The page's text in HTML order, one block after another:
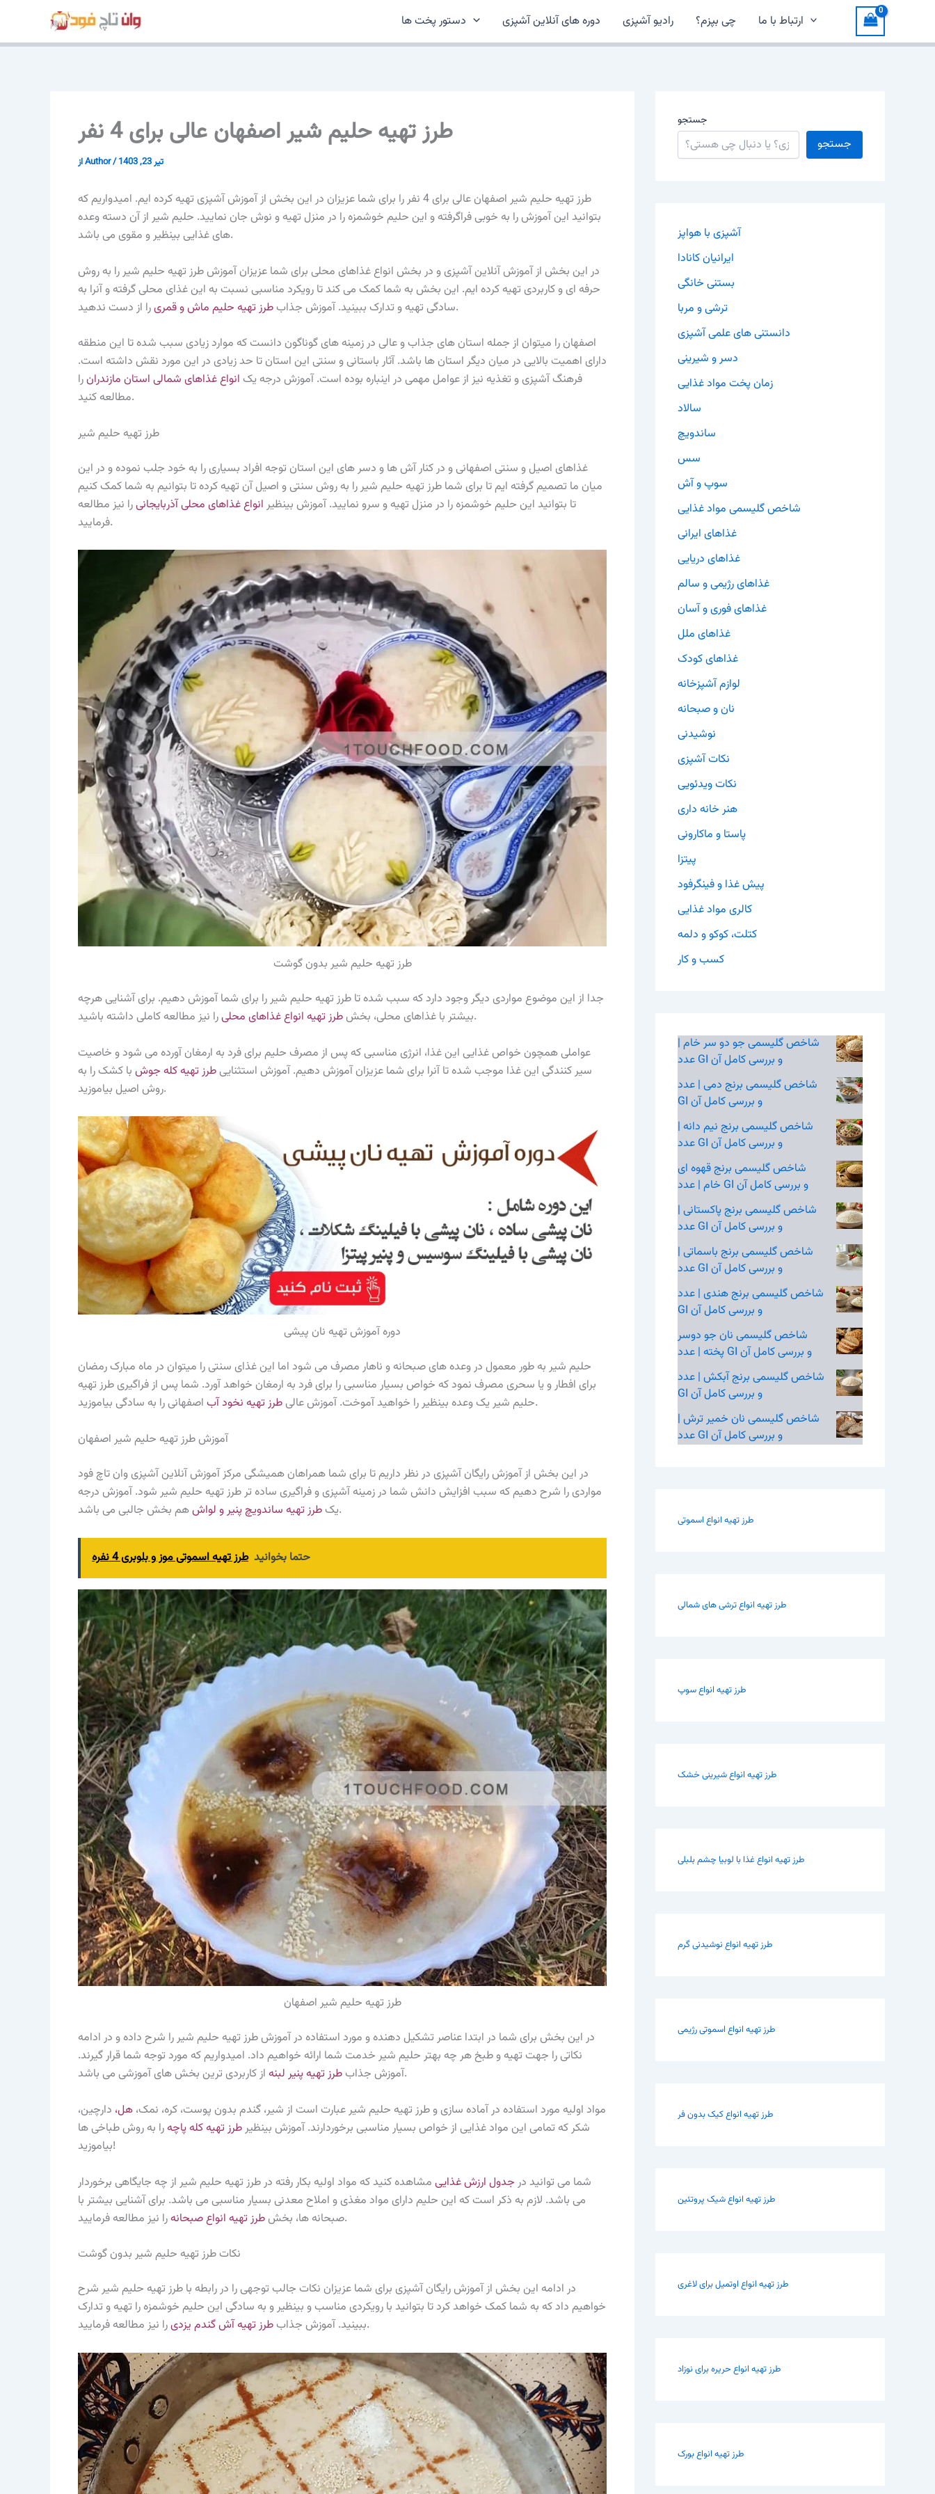
محتوا
دستور پخت ها دوره های آنلاین آشپزی رادیو آشپزی چی بپزم؟ ارتباط با ما
طرز تهیه حلیم شیر اصفهان عالی برای 4 نفر
ازAuthor/ تیر 23, 1403
طرز تهیه حلیم شیر اصفهان عالی برای 4 نفر را برای شما عزیزان در این بخش از آموزش آشپزی تهیه کرده ایم. امیدواریم که
بتوانید این آموزش را به خوبی فراگرفته و این حلیم خوشمزه را در منزل تهیه و نوش جان نمایید. حلیم شیر از آن دسته وعده
های غذایی بینظیر و مقوی می باشد.
در این بخش از آموزش آنلاین آشپزی و در بخش انواع غذاهای محلی برای شما عزیزان آموزش طرز تهیه حلیم شیر را به روش
حرفه ای و کاربردی تهیه کرده ایم. این بخش به شما کمک می کند تا رویکرد مناسبی نسبت به این غذای محلی گرفته و آنرا به
سادگی تهیه و تدارک ببینید. آموزش جذابطرز تهیه حلیم ماش و قمری را از دست ندهید.
اصفهان را میتوان از جمله استان های جذاب و عالی در زمینه های گوناگون دانست که موارد زیادی سبب شده تا این منطقه
دارای اهمیت بالایی در میان دیگر استان ها باشد. آثار باستانی و سنتی این استان تا حد زیادی در این مورد نقش داشته است.
فرهنگ آشپزی و تغذیه نیز از عوامل مهمی در اینباره بوده است. آموزش درجه یک انواع غذاهای شمالی استان مازندرانرا
مطالعه کنید.
طرز تهیه حلیم شیر
غذاهای اصیل و سنتی اصفهانی و در کنار آش ها و دسر های این استان توجه افراد بسیاری را به خود جلب نموده و در این
میان ما تصمیم گرفته ایم تا برای شما طرز تهیه حلیم شیر را به روش سنتی و اصیل آن تهیه کرده تا بتوانیم به شما کمک کنیم
تا بتوانید این حلیم خوشمزه را در منزل تهیه و سرو نمایید. آموزش بینظیر انواع غذاهای محلی آذربایجانیرا نیز مطالعه
فرمایید.
طرز تهیه حلیم شیر بدون گوشت
جدا از این موضوع مواردی دیگر وجود دارد که سبب شده تا طرز تهیه حلیم شیر را برای شما آموزش دهیم. برای آشنایی هرچه
بیشتر با غذاهای محلی، بخشطرز تهیه انواع غذاهای محلی را نیز مطالعه کاملی داشته باشید.
عواملی همچون خواص غذایی این غذا، انرژی مناسبی که پس از مصرف حلیم برای فرد به ارمغان آورده می شود و خاصیت
سیر کنندگی این غذا موجب شده تا آنرا برای شما عزیزان آموزش دهیم. آموزش استثناییطرز تهیه کله جوش با کشک را به
روش اصیل بیاموزید.
دوره آموزش تهیه نان پیشی
حلیم شیر به طور معمول در وعده های صبحانه و ناهار مصرف می شود اما این غذای سنتی را میتوان در ماه مبارک رمضان
برای افطار و یا سحری مصرف نمود که خواص بسیار مناسبی را برای فرد به ارمغان خواهد آورد. شما پس از فراگیری طرز تهیه
حلیم شیر یک وعده بینظیر را خواهید آموخت. آموزش عالیطرز تهیه نخود آب اصفهانی را به سادگی بیاموزید.
آموزش طرز تهیه حلیم شیر اصفهان
در این بخش از آموزش رایگان آشپزی در نظر داریم تا برای شما همراهان همیشگی مرکز آموزش آنلاین آشپزی وان تاچ فود
مواردی را شرح دهیم که سبب افزایش دانش شما در زمینه آشپزی و فراگیری ساده تر طرز تهیه حلیم شیر شود. آموزش درجه
یکطرز تهیه ساندویچ پنیر و لواش هم بخش جالبی می باشد.
حتما بخوانید طرز تهیه اسموتی موز و بلوبری 4 نفره
طرز تهیه حلیم شیر اصفهان
در این بخش برای شما در ابتدا عناصر تشکیل دهنده و مورد استفاده در آموزش طرز تهیه حلیم شیر را شرح داده و در ادامه
نکاتی را جهت تهیه و طبخ هر چه بهتر حلیم شیر خدمت شما ارائه خواهیم داد. امیدواریم که مورد توجه شما قرار گیرند.
آموزش جذابطرز تهیه پنیر لبنه از کاربردی ترین بخش های آموزشی می باشد.
مواد اولیه مورد استفاده در آماده سازی و طرز تهیه حلیم شیر عبارت است از شیر، گندم بدون پوست، کره، نمک، هل، دارچین،
شکر که تمامی این مواد غذایی از خواص بسیار مناسبی برخوردارند. آموزش بینظیرطرز تهیه کله پاچهرا به روش طباخی ها
بیاموزید!
شما می توانید در جدول ارزش غذایی مشاهده کنید که مواد اولیه بکار رفته در طرز تهیه حلیم شیر از چه جایگاهی برخوردار
می باشد. لازم به ذکر است که این حلیم دارای مواد مغذی و املاح معدنی بسیار مناسبی می باشد. برای آشنایی بیشتر با
صبحانه ها، بخشطرز تهیه انواع صبحانه را نیز مطالعه فرمایید.
نکات طرز تهیه حلیم شیر بدون گوشت
در ادامه این بخش از آموزش رایگان آشپزی برای شما عزیزان نکات جالب توجهی را در رابطه با طرز تهیه حلیم شیر شرح
خواهیم داد که به شما کمک خواهد کرد تا بتوانید با رویکردی مناسب و بینظیر و به سادگی این حلیم خوشمزه را تهیه و تدارک
ببینید. آموزش جذابطرز تهیه آش گندم یزدی را نیز مطالعه فرمایید.
جستجو
جستجو
آشپزی با هواپز
ایرانیان کانادا
بستنی خانگی
ترشی و مربا
دانستنی های علمی آشپزی
دسر و شیرینی
زمان پخت مواد غذایی
سالاد
ساندویچ
سس
سوپ و آش
شاخص گلیسمی مواد غذایی
غذاهای ایرانی
غذاهای دریایی
غذاهای رژیمی و سالم
غذاهای فوری و آسان
غذاهای ملل
غذاهای کودک
لوازم آشپزخانه
نان و صبحانه
نوشیدنی
نکات آشپزی
نکات ویدئویی
هنر خانه داری
پاستا و ماکارونی
پیتزا
پیش غذا و فینگرفود
کالری مواد غذایی
کتلت، کوکو و دلمه
کسب و کار
شاخص گلیسمی جو دو سر خام |
عدد GI و بررسی کامل آن
شاخص گلیسمی برنج دمی | عدد
GI و بررسی کامل آن
شاخص گلیسمی برنج نیم‌ دانه |
عدد GI و بررسی کامل آن
شاخص گلیسمی برنج قهوه‌ ای
خام | عدد GI و بررسی کامل آن
شاخص گلیسمی برنج پاکستانی |
عدد GI و بررسی کامل آن
شاخص گلیسمی برنج باسماتی |
عدد GI و بررسی کامل آن
شاخص گلیسمی برنج هندی | عدد
GI و بررسی کامل آن
شاخص گلیسمی نان جو دوسر
پخته | عدد GI و بررسی کامل آن
شاخص گلیسمی برنج آبکش | عدد
GI و بررسی کامل آن
شاخص گلیسمی نان خمیر ترش |
عدد GI و بررسی کامل آن
طرز تهیه انواع اسموتی
طرز تهیه انواع ترشی های شمالی
طرز تهیه انواع سوپ
طرز تهیه انواع شیرینی خشک
طرز تهیه انواع غذا با لوبیا چشم بلبلی
طرز تهیه انواع نوشیدنی گرم
طرز تهیه انواع اسموتی رژیمی
طرز تهیه انواع کیک بدون فر
طرز تهیه انواع شیک پروتئین
طرز تهیه انواع اوتمیل برای لاغری
طرز تهیه انواع حریره برای نوزاد
طرز تهیه انواع بورک